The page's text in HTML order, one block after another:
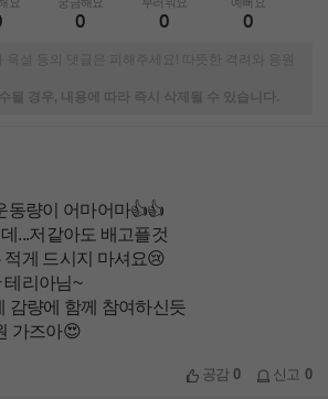
0 0 0
설 등의 댓글은 피해주세요! 따뜻한 격려와 응원
될 경우, 내용에 따라 즉시 삭제될 수 있습니다.
동량이 어마어마👍👍
...저같아도 배고플것
적게 드시지 마셔요😢
테리아님~
감량에 함께 참여하신듯
가즈아😍
공감0 신고 0